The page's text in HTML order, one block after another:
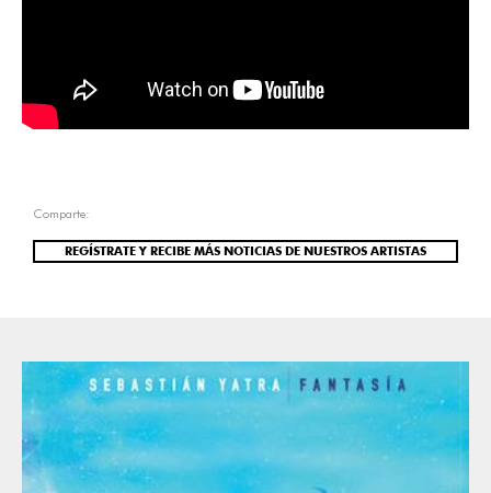
Comparte:
REGÍSTRATE Y RECIBE MÁS NOTICIAS DE NUESTROS ARTISTAS